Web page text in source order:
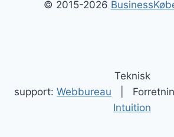
© 2015-2026
Teknisk
support: Webbureau |
Intuition